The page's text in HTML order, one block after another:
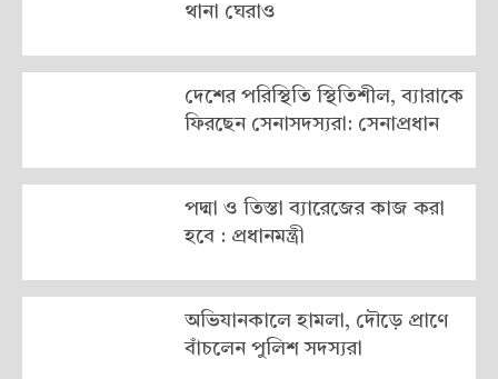
থানা ঘেরাও
দেশের পরিস্থিতি স্থিতিশীল, ব্যারাকে
ফিরছেন সেনাসদস্যরা: সেনাপ্রধান
পদ্মা ও তিস্তা ব্যারেজের কাজ করা
হবে : প্রধানমন্ত্রী
অভিযানকালে হামলা, দৌড়ে প্রাণে
বাঁচলেন পুলিশ সদস্যরা